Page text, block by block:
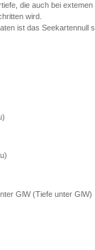
die auch bei
wird.
ist das
GlW (Tiefe unter GlW)